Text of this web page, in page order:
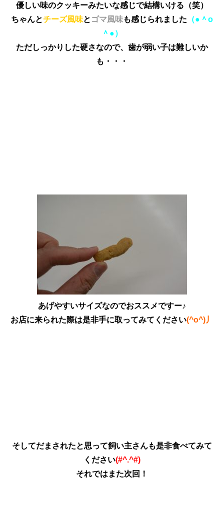
優しい味のクッキーみたいな感じで結構いける（笑）
ちゃんとチーズ風味と ゴマ風味も感じられました （●＾o
＾●）
ただしっかりした硬さなので、歯が弱い子は難しいか
も・・・
あげやすいサイズなのでおススメですー♪
お店に来られた際は是非手に取ってみてください(^o^)丿
そしてだまされたと思って飼い主さんも是非食べてみて
ください(#^.^#)
それではまた次回！